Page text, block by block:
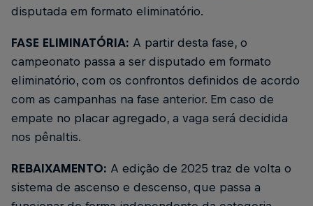
disputada em formato eliminatório.
FASE ELIMINATÓRIA: A partir desta fase, o
campeonato passa a ser disputado em formato
eliminatório, com os confrontos definidos de acordo
com as campanhas na fase anterior. Em caso de
empate no placar agregado, a vaga será decidida
nos pênaltis.
REBAIXAMENTO: A edição de 2025 traz de volta o
sistema de ascenso e descenso, que passa a